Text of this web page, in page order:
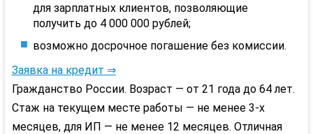
для зарплатныхклиентов, позволяющие
получить до 4 000 000 рублей;
возможно досрочное погашение без комиссии.
Заявка на кредит ⇒
Гражданство России. Возраст — от 21 года до 64 лет.
Стаж на текущем месте работы — не менее 3-х
месяцев, для ИП — не менее 12 месяцев. Отличная